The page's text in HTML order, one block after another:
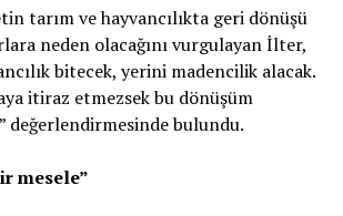
tarım ve hayvancılıkta geri dönüşü
neden olacağını vurgulayan İlter,
bitecek, yerini madencilik alacak.
itiraz etmezsek bu dönüşüm
değerlendirmesinde bulundu.
mesele”